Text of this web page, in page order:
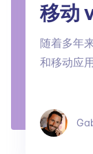
移动
随着多年
和移动应